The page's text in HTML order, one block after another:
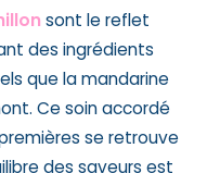
sont le reflet
des ingrédients
que la mandarine
Ce soin accordé
se retrouve
des saveurs est